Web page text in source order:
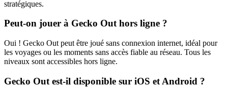
stratégiques.
Peut-on jouer à Gecko Out hors ligne ?
Oui ! Gecko Out peut être joué sans connexion internet, idéal pour
les voyages ou les moments sans accès fiable au réseau. Tous les
niveaux sont accessibles hors ligne.
Gecko Out est-il disponible sur iOS et Android ?